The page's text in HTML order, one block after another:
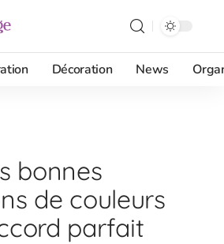
Décoration News
bonnes
de couleurs
parfait